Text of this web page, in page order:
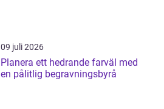
09 juli 2026
Planera ett hedrande farväl med
en pålitlig begravningsbyrå